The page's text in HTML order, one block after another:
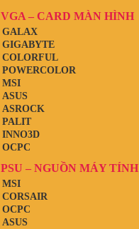
VGA – CARD MÀN HÌNH
OCPC
INNO3D
PALIT
ASROCK
ASUS
MSI
POWERCOLOR
COLORFUL
GIGABYTE
GALAX
PSU – NGUỒN MÁY TÍNH
ASUS
OCPC
CORSAIR
MSI